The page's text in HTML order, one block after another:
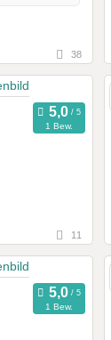
38
1 Bew.
11
1 Bew.